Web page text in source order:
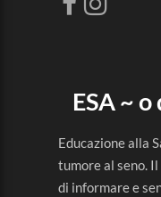
ESA ~ o
Educazione alla
tumore al seno.
di informare e